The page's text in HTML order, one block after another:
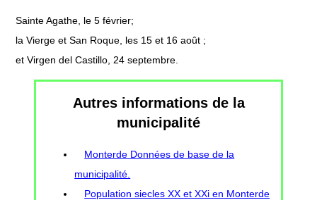
Sainte Agathe, le 5 février;
la Vierge et San Roque, les 15 et 16 août ;
et Virgen del Castillo, 24 septembre.
Autres informations de la
municipalité
Monterde Données de base de la
municipalité.
Population siecles XX et XXi en Monterde